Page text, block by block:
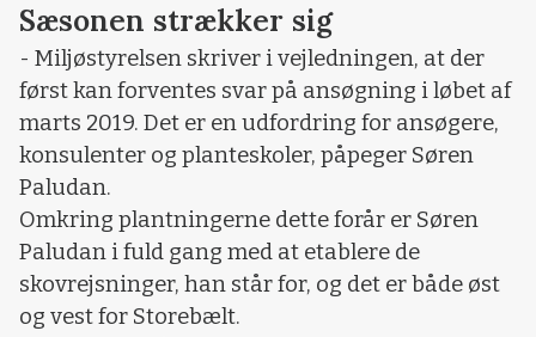
Sæsonen strækker sig
- Miljøstyrelsen skriver i vejledningen, at der
først kan forventes svar på ansøgning i løbet af
marts 2019. Det er en udfordring for ansøgere,
konsulenter og planteskoler, påpeger Søren
Paludan.
Omkring plantningerne dette forår er Søren
Paludan i fuld gang med at etablere de
skovrejsninger, han står for, og det er både øst
og vest for Storebælt.